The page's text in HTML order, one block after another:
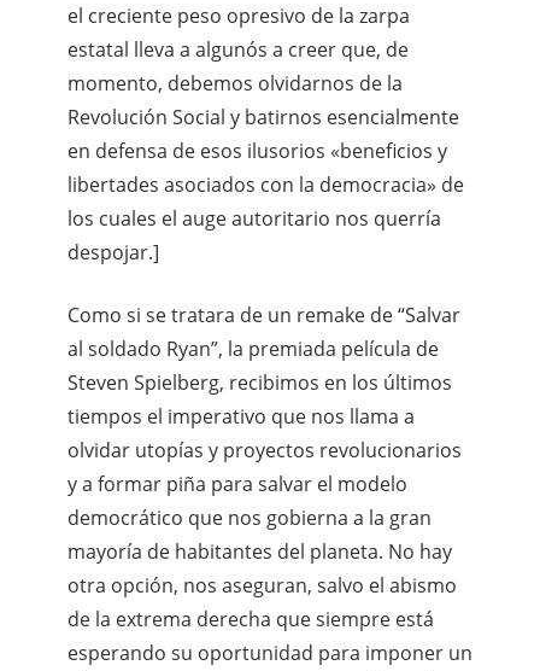
el creciente peso opresivo de la zarpa
estatal lleva a algunós a creer que, de
momento, debemos olvidarnos de la
Revolución Social y batirnos esencialmente
en defensa de esos ilusorios «beneficios y
libertades asociados con la democracia» de
los cuales el auge autoritario nos querría
despojar.]
Como si se tratara de un remake de “Salvar
al soldado Ryan”, la premiada película de
Steven Spielberg, recibimos en los últimos
tiempos el imperativo que nos llama a
olvidar utopías y proyectos revolucionarios
y a formar piña para salvar el modelo
democrático que nos gobierna a la gran
mayoría de habitantes del planeta. No hay
otra opción, nos aseguran, salvo el abismo
de la extrema derecha que siempre está
esperando su oportunidad para imponer un